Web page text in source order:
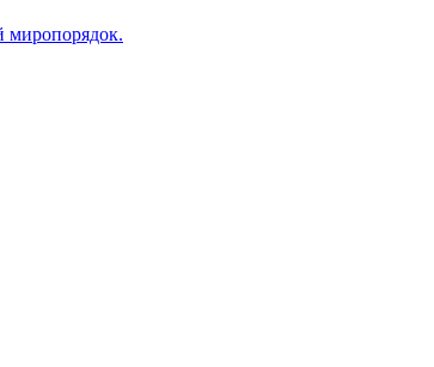
миропорядок.